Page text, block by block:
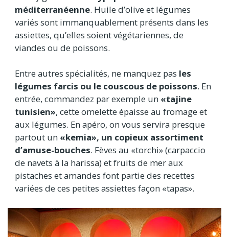
méditerranéenne. Huile d’olive et légumes
variés sont immanquablement présents dans les
assiettes, qu’elles soient végétariennes, de
viandes ou de poissons.
Entre autres spécialités, ne manquez pas les
légumes farcis ou le couscous de poissons. En
entrée, commandez par exemple un «tajine
tunisien», cette omelette épaisse au fromage et
aux légumes. En apéro, on vous servira presque
partout un «kemia», un copieux assortiment
d’amuse-bouches. Fèves au «torchi» (carpaccio
de navets à la harissa) et fruits de mer aux
pistaches et amandes font partie des recettes
variées de ces petites assiettes façon «tapas».